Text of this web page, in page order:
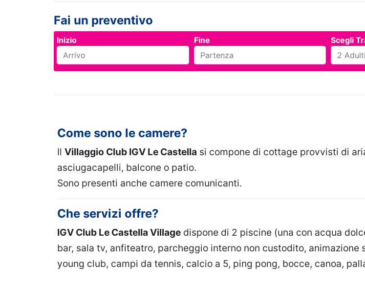
Fai un preventivo
Inizio Fine Scegli
Come sono le camere?
Il Villaggio Club IGV Le Castella si compone di cottage provvisti di
asciugacapelli, balcone o patio.
Sono presenti anche camere comunicanti.
Che servizi offre?
IGV Club Le Castella Village dispone di 2 piscine (una con acqua
bar, sala tv, anfiteatro, parcheggio interno non custodito,
young club, campi da tennis, calcio a 5, ping pong, bocce, canoa,